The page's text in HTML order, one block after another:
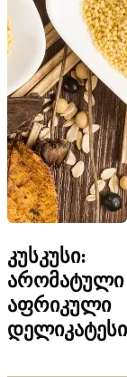
კუსკუსი:
არომატული
აფრიკული
დელიკატესი